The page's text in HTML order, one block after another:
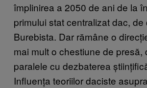
împlinirea a 2050 de ani de la
primului stat centralizat dac, de
Burebista. Dar rămâne o
mai mult o chestiune de presă,
paralele cu dezbaterea
Influența teoriilor daciste